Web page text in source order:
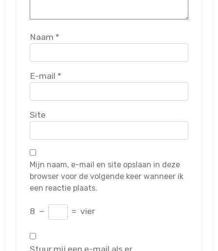
Naam *
E-mail *
Site
Mijn naam, e-mail en site opslaan in deze
browser voor de volgende keer wanneer ik
een reactie plaats.
8 − = vier
Stuur mij een e-mail als er